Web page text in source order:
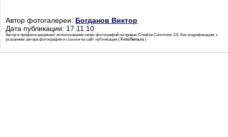
Автор фотогалереи: Богданов Виктор
Дата публикации: 17.11.10
Автор в профиле разрешил использование своих фотографий на правах Creative Commons 3.0, без модификации, с
указанием автора фотографии и ссылки на сайт публикации ( FotoTerra.ru )